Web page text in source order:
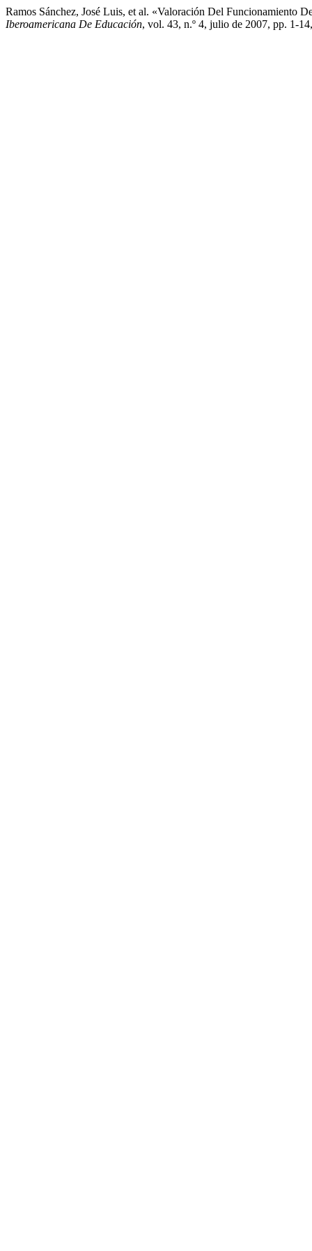
Ramos Sánchez, José Luis, et al. «Valoración Del Funcionamiento
Iberoamericana De Educación, vol. 43, n.º 4, julio de 2007, pp. 1-